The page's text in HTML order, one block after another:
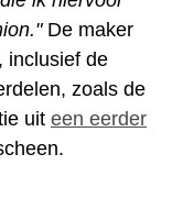
De maker
inclusief de
zoals de
uit een eerder